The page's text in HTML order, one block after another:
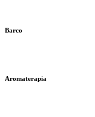
Barco
Aromaterapia